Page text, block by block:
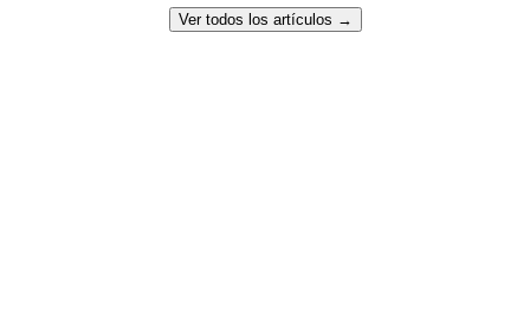
Ver todos los artículos →